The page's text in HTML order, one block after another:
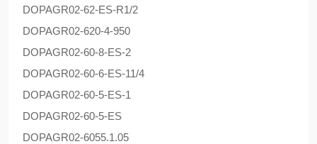
DOPAGR02-62-ES-R1/2
DOPAGR02-620-4-950
DOPAGR02-60-8-ES-2
DOPAGR02-60-6-ES-11/4
DOPAGR02-60-5-ES-1
DOPAGR02-60-5-ES
DOPAGR02-6055.1.05